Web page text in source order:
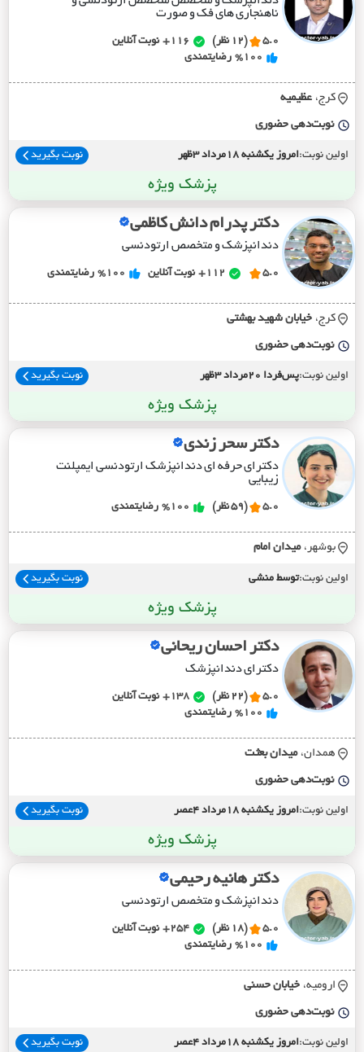
ناهنجاری های فک و صورت
5.0 (12 نظر) 116+
نوبت آنلاین
%100 رضایتمندی
کرج، عظيميه
نوبت‌دهی حضوری
اولین نوبت:امروز یکشنبه 18مرداد 3ظهر نوبت بگیرید
پزشک ویژه
دکتر پدرام دانش کاظمی
دندانپزشک و متخصص ارتودنسی
5.0
112+ نوبت آنلاین %100 رضایتمندی
کرج، خيابان شهيد بهشتي
نوبت‌دهی حضوری
اولین نوبت:پس‌فردا 20مرداد 3ظهر نوبت بگیرید
پزشک ویژه
دکتر سحر زندی
دکترای حرفه ای دندانپزشک ارتودنسی ایمپلنت
زیبایی
5.0 (59 نظر) %100 رضایتمندی
بوشهر، ميدان امام
اولین نوبت:توسط منشی نوبت بگیرید
پزشک ویژه
دکتر احسان ریحانی
دکترای دندانپزشک
5.0 (22 نظر) 138+
نوبت آنلاین
%100 رضایتمندی
همدان، ميدان بعثت
نوبت‌دهی حضوری
اولین نوبت:امروز یکشنبه 18مرداد 4عصر نوبت بگیرید
پزشک ویژه
دکتر هانیه رحیمی
دندانپزشک و متخصص ارتودنسی
5.0 (18 نظر) 254+
نوبت آنلاین
%100 رضایتمندی
ارومیه، خيابان حسني
نوبت‌دهی حضوری
اولین نوبت:امروز یکشنبه 18مرداد 4عصر نوبت بگیرید